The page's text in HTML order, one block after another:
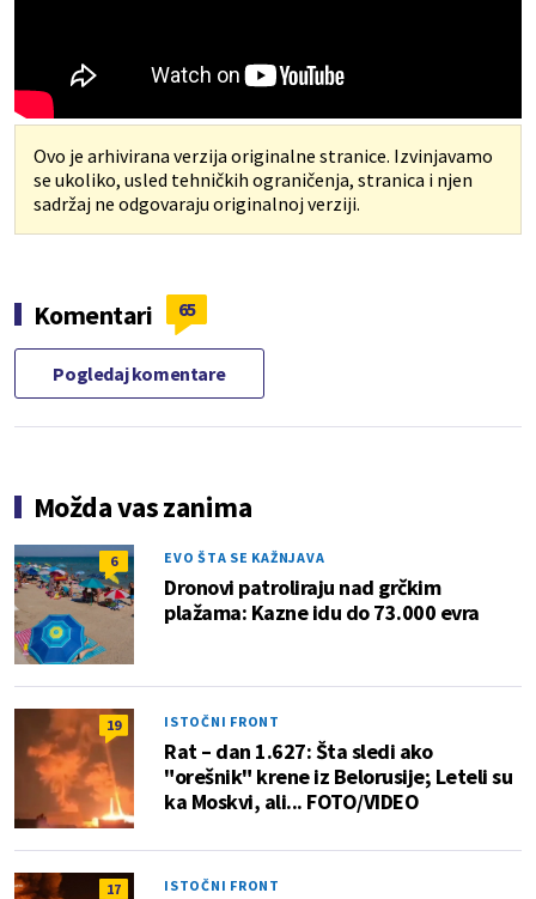
Ovo je arhivirana verzija originalne stranice. Izvinjavamo
se ukoliko, usled tehničkih ograničenja, stranica i njen
sadržaj ne odgovaraju originalnoj verziji.
Komentari 65
Pogledaj komentare
Možda vas zanima
6 EVO ŠTA SE KAŽNJAVA
Dronovi patroliraju nad grčkim
plažama: Kazne idu do 73.000 evra
19 ISTOČNI FRONT
Rat – dan 1.627: Šta sledi ako
"orešnik" krene iz Belorusije; Leteli su
ka Moskvi, ali... FOTO/VIDEO
17 ISTOČNI FRONT